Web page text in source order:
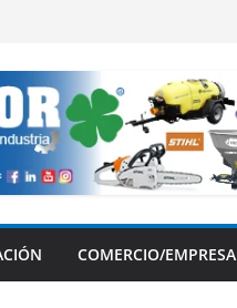
COMERCIO/EMPRESA